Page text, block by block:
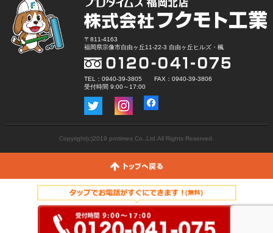
〒811-4163
福岡県宗像市自由ヶ丘11-22-3 自由ヶ丘ヒルズ・楓
TEL：0940-39-3805 FAX：0940-39-3806
受付時間 9:00～17:00
Copyright(c)2019 protimes Co.,Ltd.All Rights Reserved.